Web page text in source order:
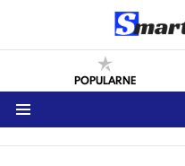
POPULARNE